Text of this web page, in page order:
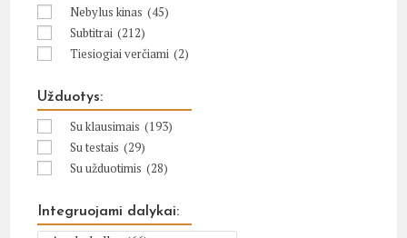
Nebylus kinas (45)
Subtitrai (212)
Tiesiogiai verčiami (2)
Užduotys:
Su klausimais (193)
Su testais (29)
Su užduotimis (28)
Integruojami dalykai: